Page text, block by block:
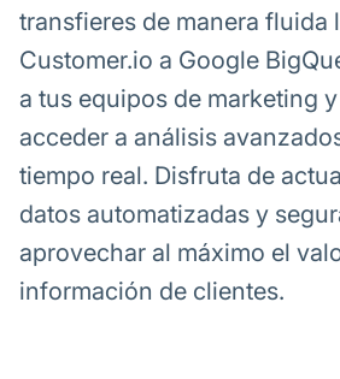
transfieres de manera fluida
Customer.io a Google
a tus equipos de marketing
acceder a análisis
tiempo real. Disfruta de
datos automatizadas y
aprovechar al máximo el
información de clientes.